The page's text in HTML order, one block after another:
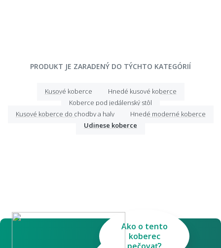
PRODUKT JE ZARADENÝ DO TÝCHTO KATEGÓRIÍ
Kusové koberce
Hnedé kusové koberce
Koberce pod jedálenský stôl
Kusové koberce do chodby a haly
Hnedé moderné koberce
Udinese koberce
Ako o tento
koberec
pečovať?